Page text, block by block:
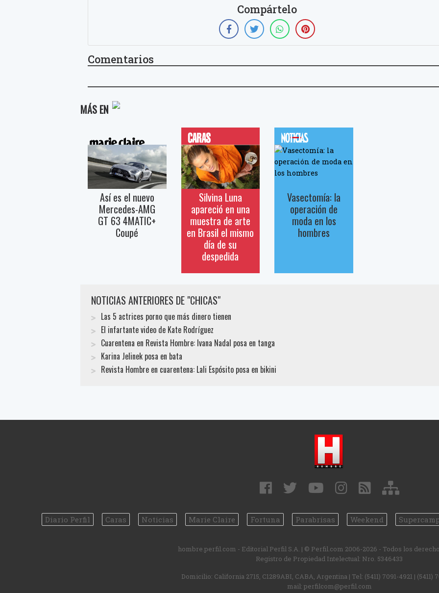
Compártelo
Comentarios
MÁS EN
Así es el nuevo
Mercedes-AMG
GT 63 4MATIC+
Coupé
Silvina Luna
apareció en una
muestra de arte
en Brasil el mismo
día de su
despedida
Vasectomía: la
operación de
moda en los
hombres
NOTICIAS ANTERIORES DE "CHICAS"
Las 5 actrices porno que más dinero tienen
El infartante video de Kate Rodríguez
Cuarentena en Revista Hombre: Ivana Nadal posa en tanga
Karina Jelinek posa en bata
Revista Hombre en cuarentena: Lali Espósito posa en bikini
Diario Perfil Caras Noticias Marie Claire Fortuna Parabrisas Weekend
hombre.perfil.com - Editorial Perfil S.A. | © Perfil.com 2006-2026 - Todos los
Registro de Propiedad Intelectual: Nro. 5346433
Domicilio: California 2715, C1289ABI, CABA, Argentina | Tel: (5411) 7091-4921 | (5411)
mail: perfilcom@perfil.com